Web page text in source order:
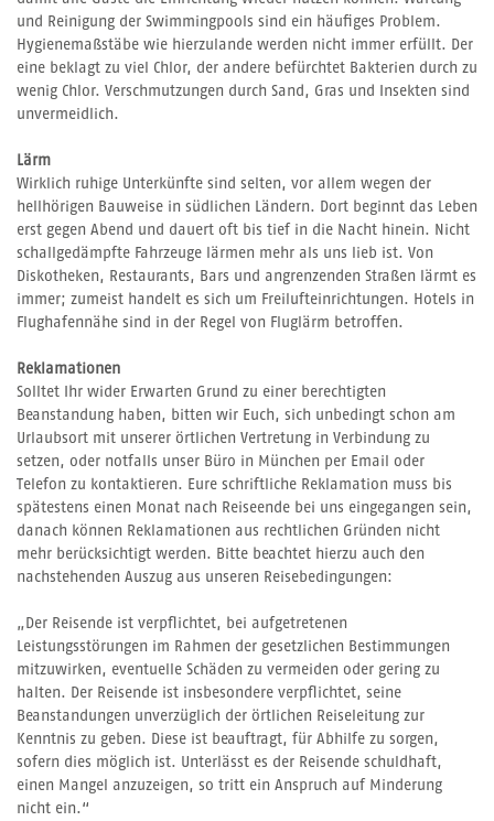
und Reinigung der Swimmingpools sind ein häufiges Problem.
Hygienemaßstäbe wie hierzulande werden nicht immer erfüllt. Der
eine beklagt zu viel Chlor, der andere befürchtet Bakterien durch zu
wenig Chlor. Verschmutzungen durch Sand, Gras und Insekten sind
unvermeidlich.
Lärm
Wirklich ruhige Unterkünfte sind selten, vor allem wegen der
hellhörigen Bauweise in südlichen Ländern. Dort beginnt das Leben
erst gegen Abend und dauert oft bis tief in die Nacht hinein. Nicht
schallgedämpfte Fahrzeuge lärmen mehr als uns lieb ist. Von
Diskotheken, Restaurants, Bars und angrenzenden Straßen lärmt es
immer; zumeist handelt es sich um Freilufteinrichtungen. Hotels in
Flughafennähe sind in der Regel von Fluglärm betroffen.
Reklamationen
Solltet Ihr wider Erwarten Grund zu einer berechtigten
Beanstandung haben, bitten wir Euch, sich unbedingt schon am
Urlaubsort mit unserer örtlichen Vertretung in Verbindung zu
setzen, oder notfalls unser Büro in München per Email oder
Telefon zu kontaktieren. Eure schriftliche Reklamation muss bis
spätestens einen Monat nach Reiseende bei uns eingegangen sein,
danach können Reklamationen aus rechtlichen Gründen nicht
mehr berücksichtigt werden. Bitte beachtet hierzu auch den
nachstehenden Auszug aus unseren Reisebedingungen:
„Der Reisende ist verpflichtet, bei aufgetretenen
Leistungsstörungen im Rahmen der gesetzlichen Bestimmungen
mitzuwirken, eventuelle Schäden zu vermeiden oder gering zu
halten. Der Reisende ist insbesondere verpflichtet, seine
Beanstandungen unverzüglich der örtlichen Reiseleitung zur
Kenntnis zu geben. Diese ist beauftragt, für Abhilfe zu sorgen,
sofern dies möglich ist. Unterlässt es der Reisende schuldhaft,
einen Mangel anzuzeigen, so tritt ein Anspruch auf Minderung
nicht ein.“